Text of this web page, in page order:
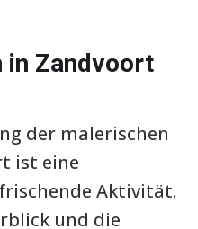
in Zandvoort
der malerischen
ist eine
Aktivität.
und die